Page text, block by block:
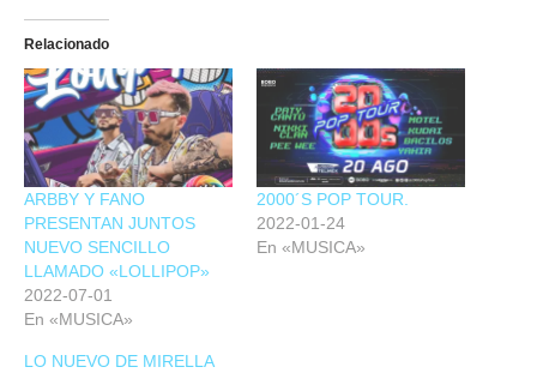
Relacionado
ARBBY Y FANO
PRESENTAN JUNTOS
NUEVO SENCILLO
LLAMADO «LOLLIPOP»
2022-07-01
En «MUSICA»
2000´S POP TOUR.
2022-01-24
En «MUSICA»
LO NUEVO DE MIRELLA